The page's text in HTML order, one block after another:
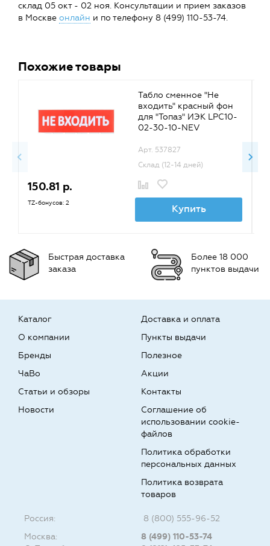
склад 05 окт - 02 ноя. Консультации и прием заказов
в Москве онлайн и по телефону 8 (499) 110-53-74.
Похожие товары
Табло сменное "Не
входить" красный фон
для "Топаз" ИЭК LPC10-
02-30-10-NEV
Арт. 537827
Склад (12-14 дней)
150.81 р.
TZ-бонусов: 2 Купить
Быстрая доставка
заказа
Более 18 000
пунктов выдачи
Каталог
О компании
Бренды
Доставка и оплата
Пункты выдачи
Полезное
ЧаВо
Статьи и обзоры
Новости
Акции
Контакты
Соглашение об
использовании cookie-
файлов
Политика обработки
персональных данных
Политика возврата
товаров
Россия:
8 (800) 555-96-52
Москва:
8 (499) 110-53-74